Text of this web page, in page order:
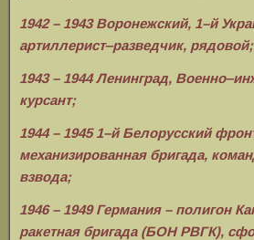
1942 – 1943 Воронежский, 1–й
артиллерист‒разведчик, рядовой;
1943 – 1944 Ленинград,
курсант;
1944 – 1945 1–й Белорусский
механизированная бригада,
взвода;
1946 – 1949 Германия – полигон
ракетная бригада (БОН РВГК),